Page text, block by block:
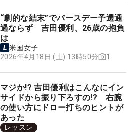
“劇的な結末”でバースデー予選通
過ならず 吉田優利、26歳の抱負
は
米国女子
2026年4月18日 (土) 13時50分
1
マジか!? 吉田優利はこんなにイン
サイドから振り下ろすの!? 右腕
の使い方にドロー打ちのヒントが
あった
レッスン